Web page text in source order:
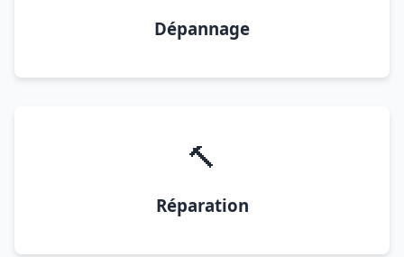
Dépannage
🔨
Réparation